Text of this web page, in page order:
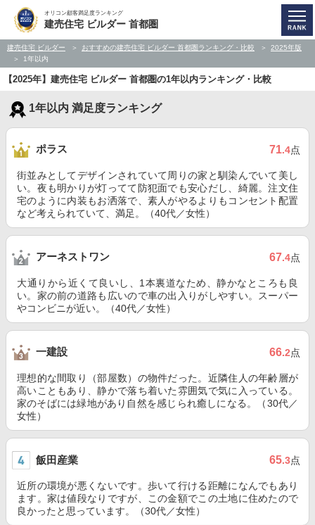
オリコン顧客満足度ランキング
建売住宅 ビルダー 首都圏
建売住宅 ビルダー おすすめの建売住宅 ビルダー 首都圏ランキング・比較
2025年版
1年以内
【2025年】建売住宅 ビルダー 首都圏の1年以内ランキング・比較
1年以内 満足度ランキング
ポラス 71.4点
街並みとしてデザインされていて周りの家と馴染んでいて美し
い。夜も明かりが灯ってて防犯面でも安心だし、綺麗。注文住
宅のように内装もお洒落で、素人がやるよりもコンセント配置
など考えられていて、満足。（40代／女性）
アーネストワン 67.4点
大通りから近くて良いし、1本裏道なため、静かなところも良
い。家の前の道路も広いので車の出入りがしやすい。スーパー
やコンビニが近い。（40代／女性）
一建設 66.2点
理想的な間取り（部屋数）の物件だった。近隣住人の年齢層が
高いこともあり、静かで落ち着いた雰囲気で気に入っている。
家のそばには緑地があり自然を感じられ癒しになる。（30代／
女性）
飯田産業 65.3点
近所の環境が悪くないです。歩いて行ける距離になんでもあり
ます。家は値段なりですが、この金額でこの土地に住めたので
良かったと思っています。（30代／女性）